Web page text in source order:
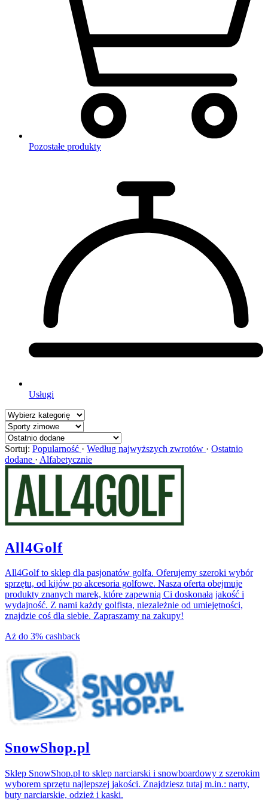
Pozostałe produkty
Usługi
Sortuj: Popularność · Według najwyższych zwrotów · Ostatnio
dodane · Alfabetycznie
All4Golf
All4Golf to sklep dla pasjonatów golfa. Oferujemy szeroki wybór
sprzętu, od kijów po akcesoria golfowe. Nasza oferta obejmuje
produkty znanych marek, które zapewnią Ci doskonałą jakość i
wydajność. Z nami każdy golfista, niezależnie od umiejętności,
znajdzie coś dla siebie. Zapraszamy na zakupy!
Aż do 3% cashback
SnowShop.pl
Sklep SnowShop.pl to sklep narciarski i snowboardowy z szerokim
wyborem sprzętu najlepszej jakości. Znajdziesz tutaj m.in.: narty,
buty narciarskie, odzież i kaski.